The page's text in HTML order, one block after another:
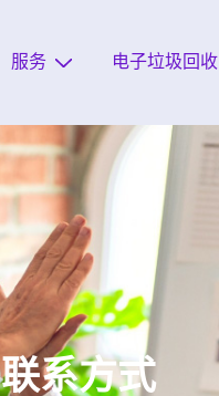
服务 电子垃圾回收
联系方式